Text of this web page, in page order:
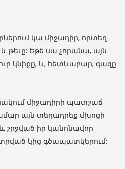
կա միջադիր, որտեղ
թեւը: Եթե ​​սա չորանա, այն
կնիքը, և, հետևաբար, գազը
միջադիրի պատշաճ
այն տեղադրեք մխոցի
շրջված իր կանոնավոր
տրված կից գծապատկերում: